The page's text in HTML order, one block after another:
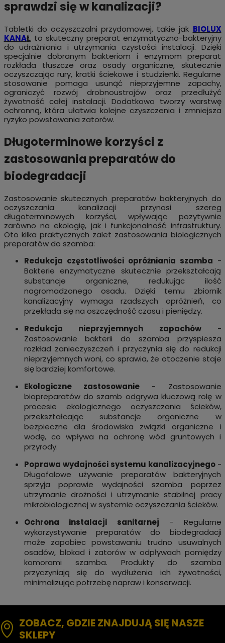
sprawdzi się w kanalizacji?
Tabletki do oczyszczalni przydomowej, takie jak BIOLUX
KANAŁ, to skuteczny preparat enzymatyczno-bakteryjny
do udrażniania i utrzymania czystości instalacji. Dzięki
specjalnie dobranym bakteriom i enzymom preparat
rozkłada tłuszcze oraz osady organiczne, skutecznie
oczyszczając rury, kratki ściekowe i studzienki. Regularne
stosowanie pomaga usunąć nieprzyjemne zapachy,
ograniczyć rozwój drobnoustrojów oraz przedłużyć
żywotność całej instalacji. Dodatkowo tworzy warstwę
ochronną, która ułatwia kolejne czyszczenia i zmniejsza
ryzyko powstawania zatorów.
Długoterminowe korzyści z
zastosowania preparatów do
biodegradacji
Zastosowanie skutecznych preparatów bakteryjnych do
oczyszczania kanalizacji przynosi szereg
długoterminowych korzyści, wpływając pozytywnie
zarówno na ekologię, jak i funkcjonalność infrastruktury.
Oto kilka praktycznych zalet zastosowania biologicznych
preparatów do szamba:
Redukcja częstotliwości opróżniania szamba -
Bakterie enzymatyczne skutecznie przekształcają
substancje organiczne, redukując ilość
nagromadzonego osadu. Dzięki temu zbiornik
kanalizacyjny wymaga rzadszych opróżnień, co
przekłada się na oszczędność czasu i pieniędzy.
Redukcja nieprzyjemnych zapachów -
Zastosowanie bakterii do szamba przyspiesza
rozkład zanieczyszczeń i przyczynia się do redukcji
nieprzyjemnych woni, co sprawia, że otoczenie staje
się bardziej komfortowe.
Ekologiczne zastosowanie - Zastosowanie
biopreparatów do szamb odgrywa kluczową rolę w
procesie ekologicznego oczyszczania ścieków,
przekształcając substancje organiczne w
bezpieczne dla środowiska związki organiczne i
wodę, co wpływa na ochronę wód gruntowych i
przyrody.
Poprawa wydajności systemu kanalizacyjnego -
Długofalowe używanie preparatów bakteryjnych
sprzyja poprawie wydajności szamba poprzez
utrzymanie drożności i utrzymanie stabilnej pracy
mikrobiologicznej w systemie oczyszczania ścieków.
Ochrona instalacji sanitarnej - Regularne
wykorzystywanie preparatów do biodegradacji
może zapobiec powstawaniu trudno usuwalnych
osadów, blokad i zatorów w odpływach pomiędzy
komorami szamba. Produkty do szamba
przyczyniają się do wydłużenia ich żywotności,
minimalizując potrzebę napraw i konserwacji.
ZOBACZ, GDZIE ZNAJDUJĄ SIĘ NASZE
SKLEPY